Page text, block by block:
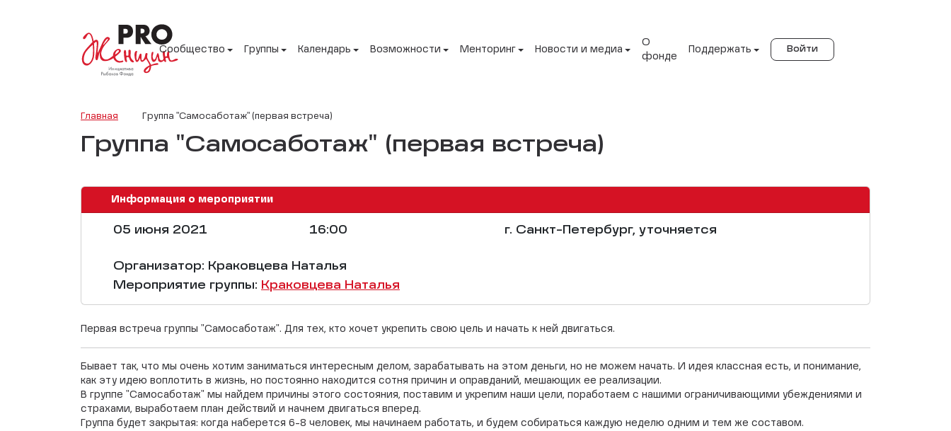
Сообщество Группы Календарь Возможности Менторинг Новости и медиа
О
фонде
Поддержать Войти
Главная Группа "Самосаботаж" (первая встреча)
Группа "Самосаботаж" (первая встреча)
Информация о мероприятии
05 июня 2021 16:00 г. Санкт-Петербург, уточняется
Организатор: Краковцева Наталья
Мероприятие группы: Краковцева Наталья
Первая встреча группы "Самосаботаж". Для тех, кто хочет укрепить свою цель и начать к ней двигаться.
Бывает так, что мы очень хотим заниматься интересным делом, зарабатывать на этом деньги, но не можем начать. И идея классная есть, и понимание,
как эту идею воплотить в жизнь, но постоянно находится сотня причин и оправданий, мешающих ее реализации.
В группе "Самосаботаж" мы найдем причины этого состояния, поставим и укрепим наши цели, поработаем с нашими ограничивающими убеждениями и
страхами, выработаем план действий и начнем двигаться вперед. ⠀
Группа будет закрытая: когда наберется 6-8 человек, мы начинаем работать, и будем собираться каждую неделю одним и тем же составом.